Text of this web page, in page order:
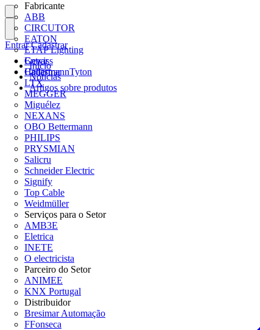
Fabricante
ABB
CIRCUTOR
EATON
ETAP Lighting
Gewiss
HellermannTyton
LTX
MEGGER
Miguélez
NEXANS
OBO Bettermann
PHILIPS
PRYSMIAN
Salicru
Schneider Electric
Signify
Top Cable
Weidmüller
Serviços para o Setor
AMB3E
Eletrica
INETE
O electricista
Parceiro do Setor
ANIMEE
KNX Portugal
Distribuidor
Bresimar Automação
FFonseca
Entrar
Cadastrar
Entrar Cadastrar
Início
Notícias
Artigos sobre produtos